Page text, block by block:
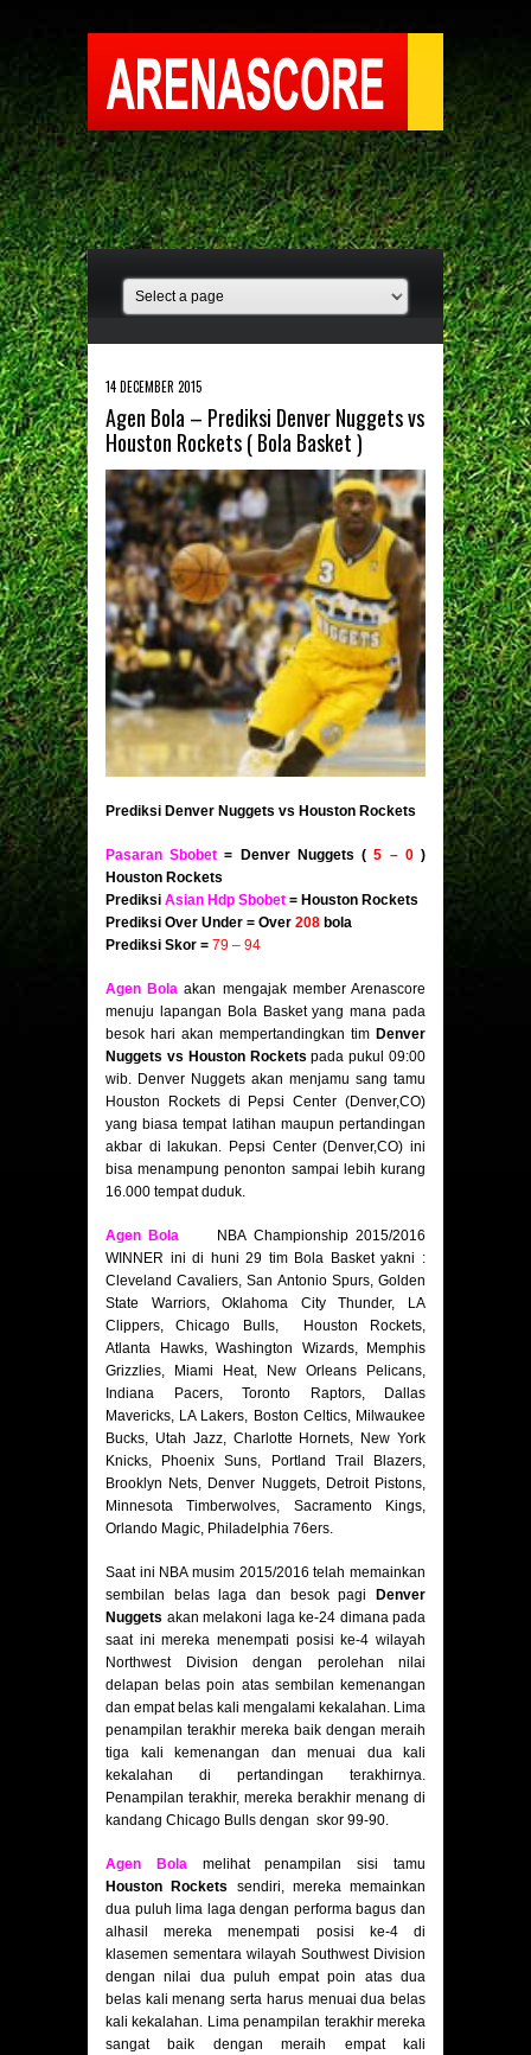
14 DECEMBER 2015
Agen Bola – Prediksi Denver Nuggets vs
Houston Rockets ( Bola Basket )
Prediksi Denver Nuggets vs Houston Rockets
Pasaran Sbobet = Denver Nuggets ( 5 – 0)
Houston Rockets
Prediksi Asian Hdp Sbobet = Houston Rockets
Prediksi Over Under = Over 208 bola
Prediksi Skor = 79 – 94
Agen Bola akan mengajak member Arenascore
menuju lapangan Bola Basket yang mana pada
besok hari akan mempertandingkan tim Denver
Nuggets vs Houston Rocketspada pukul 09:00
wib. Denver Nuggets akan menjamu sang tamu
Houston Rockets di Pepsi Center (Denver,CO)
yang biasa tempat latihan maupun pertandingan
akbar di lakukan. Pepsi Center (Denver,CO) ini
bisa menampung penonton sampai lebih kurang
16.000 tempat duduk.
Agen Bola
NBA Championship 2015/2016
WINNER ini di huni 29 tim Bola Basket yakni :
Cleveland Cavaliers, San Antonio Spurs, Golden
State Warriors, Oklahoma City Thunder, LA
Clippers, Chicago Bulls, Houston Rockets,
Atlanta Hawks, Washington Wizards, Memphis
Grizzlies, Miami Heat, New Orleans Pelicans,
Indiana Pacers, Toronto Raptors, Dallas
Mavericks, LA Lakers, Boston Celtics, Milwaukee
Bucks, Utah Jazz, Charlotte Hornets, New York
Knicks, Phoenix Suns, Portland Trail Blazers,
Brooklyn Nets, Denver Nuggets, Detroit Pistons,
Minnesota Timberwolves, Sacramento Kings,
Orlando Magic, Philadelphia 76ers.
Saat ini NBA musim 2015/2016 telah memainkan
sembilan belas laga dan besok pagi
Denver
Nuggets akan melakoni laga ke-24 dimana pada
saat ini mereka menempati posisi ke-4 wilayah
Northwest Division dengan perolehan nilai
delapan belas poin atas sembilan kemenangan
dan empat belas kali mengalami kekalahan. Lima
penampilan terakhir mereka baik dengan meraih
tiga kali kemenangan dan menuai dua kali
kekalahan di pertandingan terakhirnya.
Penampilan terakhir, mereka berakhir menang di
kandang Chicago Bulls dengan skor 99-90.
Agen Bola melihat penampilan sisi tamu
Houston Rockets sendiri, mereka memainkan
dua puluh lima laga dengan performa bagus dan
alhasil mereka menempati posisi ke-4 di
klasemen sementara wilayah Southwest Division
dengan nilai dua puluh empat poin atas dua
belas kali menang serta harus menuai dua belas
kali kekalahan. Lima penampilan terakhir mereka
sangat baik dengan meraih empat kali